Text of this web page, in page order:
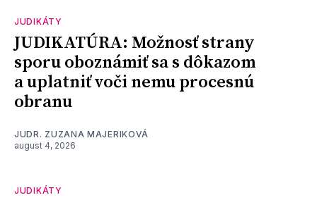
JUDIKÁTY
JUDIKATÚRA: Možnosť strany
sporu oboznámiť sa s dôkazom
a uplatniť voči nemu procesnú
obranu
JUDR. ZUZANA MAJERIKOVÁ
august 4, 2026
JUDIKÁTY